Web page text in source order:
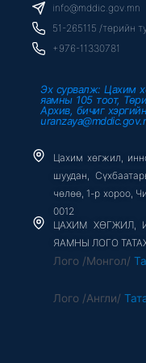
o
k
f
r
e
info@mddic.gov.mn
51-265115 /төрийн
+976-11330781
Эх сурвалж: Цахим
яамны 105 тоот,
Архив, бичиг
Цахим хөгжил,
шуудан,
чөлөө, 1-р хороо,
0012
ЦАХИМ ХӨГЖИЛ,
ЯАМНЫ ЛОГО
Лого /Монгол/
Лого /Англи/